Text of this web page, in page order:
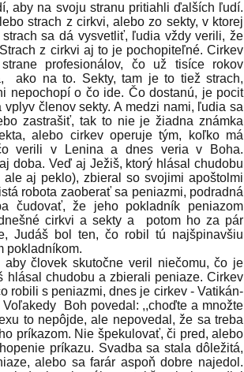
na svoju stranu pritiahli ďalších ľudí.
strach z cirkvi, alebo zo sekty, v ktorej
sa dá vysvetliť, ľudia vždy verili, že
z cirkvi aj to je pochopiteľné. Cirkev
profesionálov, čo už tisíce rokov
ako na to. Sekty, tam je to tiež strach,
nepochopí o čo ide. Čo dostanú, je pocit
členov sekty. A medzi nami, ľudia sa
zastrašiť, tak to nie je žiadna známka
alebo cirkev operuje tým, koľko má
verili v Lenina a dnes veria v Boha.
doba. Veď aj Ježiš, ktorý hlásal chudobu
aj peklo), zbieral so svojimi apoštolmi
robota zaoberať sa peniazmi, podradná
čudovať, že jeho pokladník peniazom
cirkvi a sekty a potom ho za pár
Judáš bol ten, čo robil tú najšpinavšiu
pokladníkom.
človek skutočne veril niečomu, čo je
hlásal chudobu a zbierali peniaze. Cirkev
robili s peniazmi, dnes je cirkev - Vatikán-
Boh povedal: ,,choďte a množte
to nepôjde, ale nepovedal, že sa treba
príkazom. Nie špekulovať, či pred, alebo
príkazu. Svadba sa stala dôležitá,
alebo sa farár aspoň dobre najedol.